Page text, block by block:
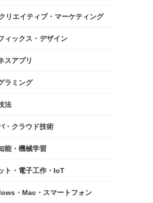
リエイティブ・マーケティング
ィックス・デザイン
スアプリ
ラミング
法
・クラウド技術
能・機械学習
ト・電子工作・IoT
・Mac・スマートフォン